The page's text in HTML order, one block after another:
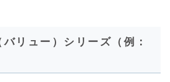
リュー）シリーズ（例：